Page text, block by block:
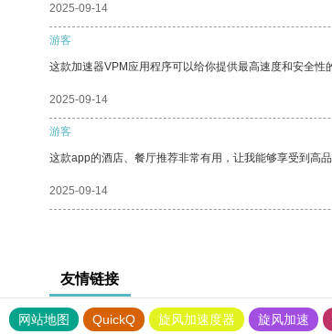
2025-09-14
游客
这款加速器VPM应用程序可以给你提供最高速度和安全性
2025-09-14
游客
这款app的酒店、餐厅推荐非常有用，让我能够享受到高品
2025-09-14
友情链接
网站地图 QuickQ 旋风加速度器 旋风加速